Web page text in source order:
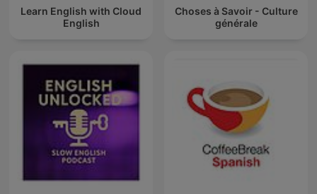
Choses à Savoir - Culture
générale
Learn English with Cloud
English